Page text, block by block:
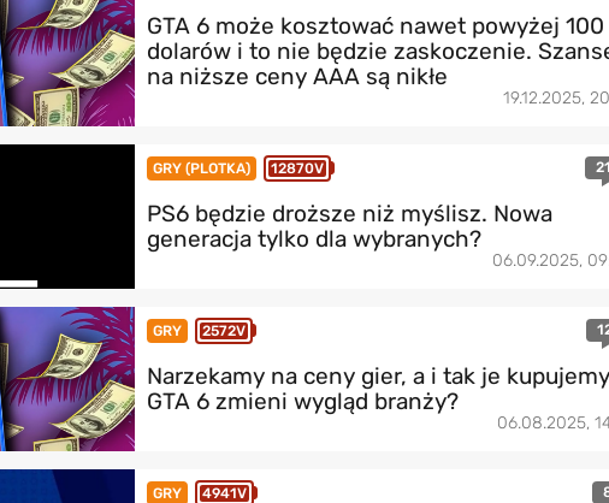
GTA 6 może kosztować nawet powyżej 100
dolarów i to nie będzie zaskoczenie.
na niższe ceny AAA są nikłe
19.12.2025,
GRY (PLOTKA) 12870V
PS6 będzie droższe niż myślisz. Nowa
generacja tylko dla wybranych?
06.09.2025,
GRY 2572V
Narzekamy na ceny gier, a i tak je
GTA 6 zmieni wygląd branży?
06.08.2025,
GRY 4941V